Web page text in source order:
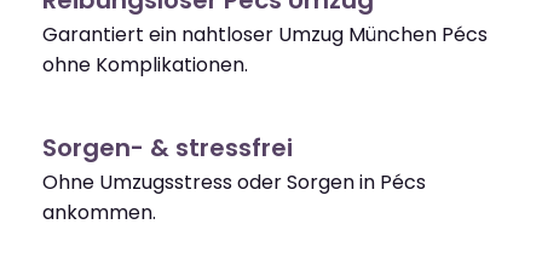
Garantiert ein nahtloser Umzug München Pécs
ohne Komplikationen.
Sorgen- & stressfrei
Ohne Umzugsstress oder Sorgen in Pécs
ankommen.